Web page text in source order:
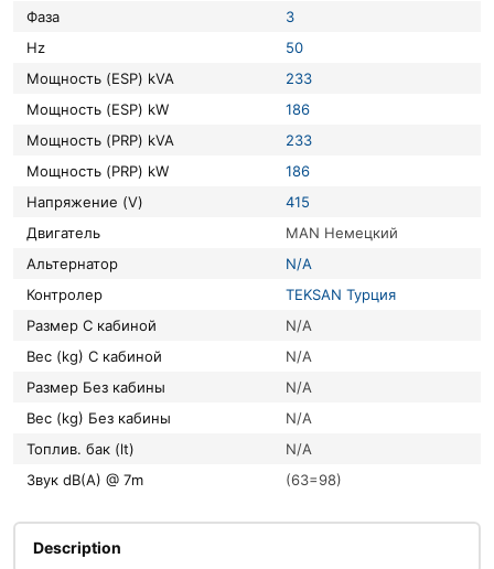
Фаза
3
Hz
50
Мощность (ESP) kVA
233
Мощность (ESP) kW
186
Мощность (PRP) kVA
233
Мощность (PRP) kW
186
Напряжение (V)
415
Двигатель
MAN Немецкий
Альтернатор
N/A
Контролер
TEKSAN Турция
Размер С кабиной
N/A
Вес (kg) С кабиной
N/A
Размер Без кабины
N/A
Вес (kg) Без кабины
N/A
Топлив. бак (lt)
N/A
Звук dB(A) @ 7m
(63=98)
Description